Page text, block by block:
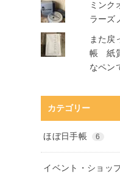
ミン
ラーズ
また
帳 紙
なペン
カテゴリー
ほぼ日手帳 6
イベント・ショッ